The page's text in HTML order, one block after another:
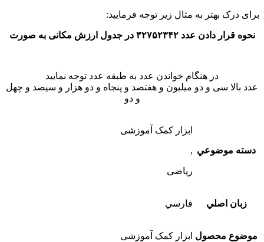
برای درک بهتر به مثال زیر توجه فرمایید:
نحوه قرار دادن عدد ۳۲۷۵۲۳۴۲ در جدول ارزش مکانی به صورت
در هنگام خواندن عدد به طبقه عدد توجه نمایید
عدد بالا سی و دو میلیون و هفتصد و پنجاه و دو هزار و سیصد و چهل
و دو
دسته موضوعي
ابزار کمک آموزشی
,
ریاضی
زبان اصلي فارسي
موضوع محصول ابزار کمک آموزشی